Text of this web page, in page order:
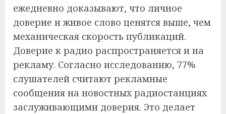
ежедневно доказывают, что личное
доверие и живое слово ценятся выше, чем
механическая скорость публикаций.
Доверие к радио распространяется и на
рекламу. Согласно исследованию, 77%
слушателей считают рекламные
сообщения на новостных радиостанциях
заслуживающими доверия. Это делает